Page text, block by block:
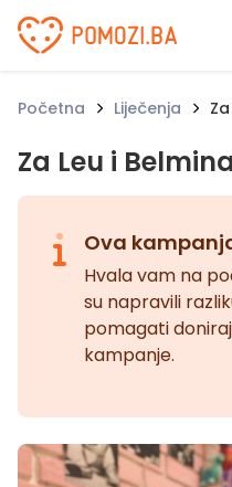
Udruženje Pomozi.ba
Početna Liječenja
Za Leu i Belmina
Ova
Hvala vam na
su napravili
pomagati
kampanje.